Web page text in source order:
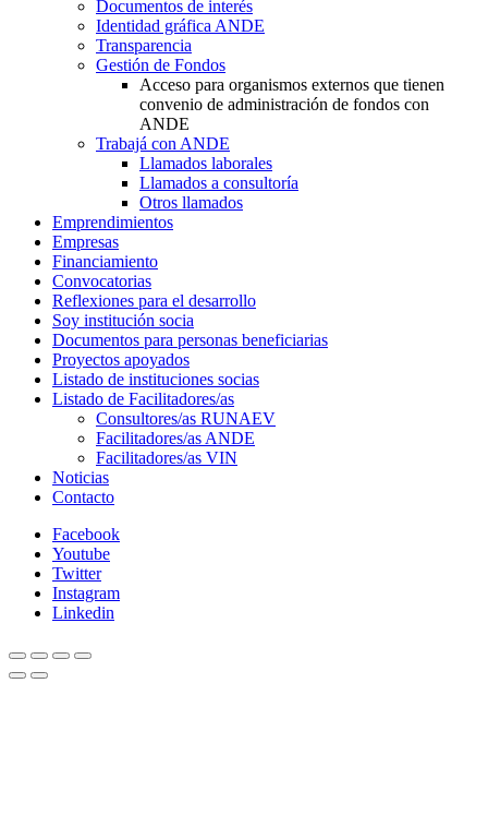
Documentos de interés
Identidad gráfica ANDE
Transparencia
Gestión de Fondos
Acceso para organismos externos que tienen
convenio de administración de fondos con
ANDE
Trabajá con ANDE
Llamados laborales
Llamados a consultoría
Otros llamados
Emprendimientos
Empresas
Financiamiento
Convocatorias
Reflexiones para el desarrollo
Soy institución socia
Documentos para personas beneficiarias
Proyectos apoyados
Listado de instituciones socias
Listado de Facilitadores/as
Consultores/as RUNAEV
Facilitadores/as ANDE
Facilitadores/as VIN
Noticias
Contacto
Facebook
Youtube
Twitter
Instagram
Linkedin